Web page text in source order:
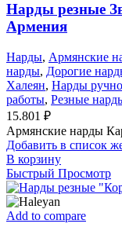
Нарды резные
Армения
Нарды, Армянские
нарды, Дорогие
Халеян, Нарды
работы, Резные
15.801 ₽
Армянские нарды
Добавить в список
В корзину
Быстрый Просмотр
Add to compare